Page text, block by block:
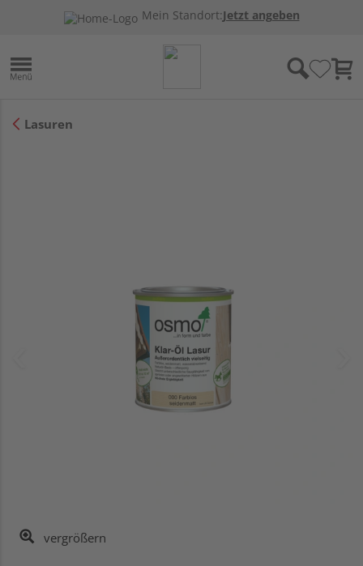
Mein Standort:Jetzt angeben
Lasuren
vergrößern